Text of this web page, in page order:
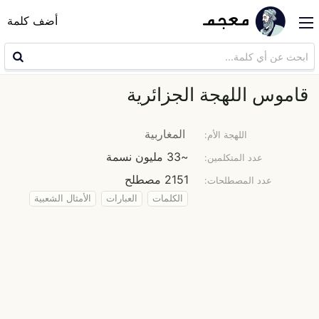
أضف كلمة
قاموس اللهجة الجزائرية
اللهجة الأم: المغاربية
عدد المتكلمين: ~33 مليون نسمة
عدد المصطلحات: 2151 مصطلح
الكلمات العبارات الأمثال الشعبية